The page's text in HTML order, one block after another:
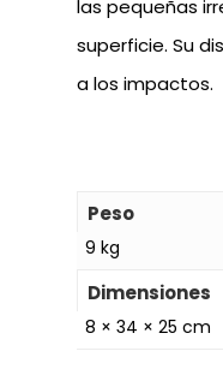
las pequeñas
superficie. Su
a los impactos.
Peso
9 kg
Dimensiones
8 × 34 × 25 cm